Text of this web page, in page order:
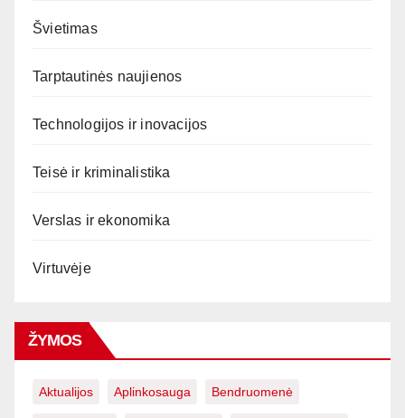
Švietimas
Tarptautinės naujienos
Technologijos ir inovacijos
Teisė ir kriminalistika
Verslas ir ekonomika
Virtuvėje
ŽYMOS
Aktualijos Aplinkosauga Bendruomenė